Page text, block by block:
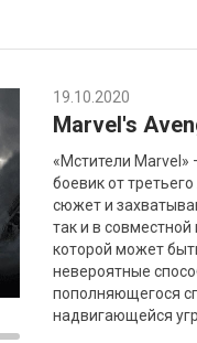
19.10.2020
Marvel's
«Мстители Marvel»
боевик от
сюжет и
так и в
которой может
невероятные
пополняющегося
надвигающейся